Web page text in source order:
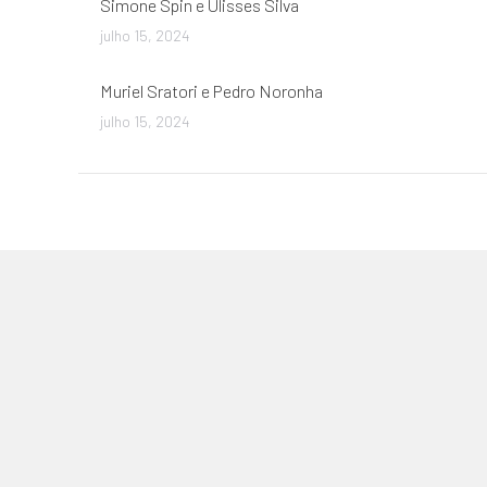
Simone Spin e Ulisses Silva
julho 15, 2024
Muriel Sratori e Pedro Noronha
julho 15, 2024